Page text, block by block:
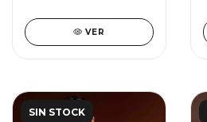
VER
SIN STOCK